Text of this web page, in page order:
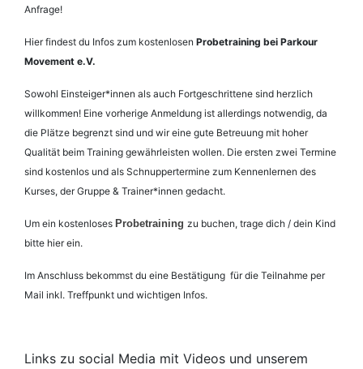
Anfrage!
Hier findest du Infos zum kostenlosen Probetraining bei Parkour
Movement e.V.
Sowohl Einsteiger*innen als auch Fortgeschrittene sind herzlich
willkommen! Eine vorherige Anmeldung ist allerdings notwendig, da
die Plätze begrenzt sind und wir eine gute Betreuung mit hoher
Qualität beim Training gewährleisten wollen. Die ersten zwei Termine
sind kostenlos und als Schnuppertermine zum Kennenlernen des
Kurses, der Gruppe & Trainer*innen gedacht.
Um ein kostenloses Probetraining zu buchen, trage dich / dein Kind
bitte hier ein.
Im Anschluss bekommst du eine Bestätigung für die Teilnahme per
Mail inkl. Treffpunkt und wichtigen Infos.
Links zu social Media mit Videos und unserem